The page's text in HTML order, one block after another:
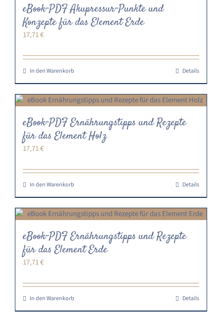
eBook-PDF Akupressur-Punkte und
Konzepte für das Element Erde
17,71€
In den Warenkorb Details
eBook-PDF Ernährungstipps und Rezepte
für das Element Holz
17,71€
In den Warenkorb Details
eBook-PDF Ernährungstipps und Rezepte
für das Element Erde
17,71€
In den Warenkorb Details